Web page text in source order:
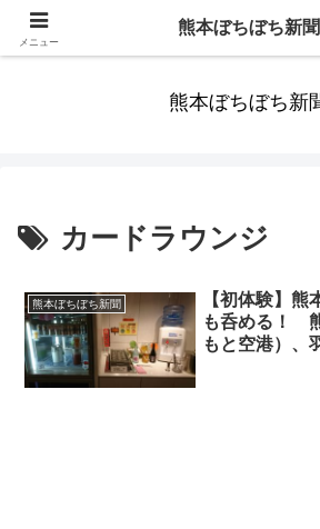
みんなまだ気づかずすごしていたんだわ。ずっと
熊本ぼちぼち新
カードラウンジ
熊本ぼちぼち新聞
【初体験】熊
も呑める！
もと空港）、
メニュー
熊本ぼちぼち新聞